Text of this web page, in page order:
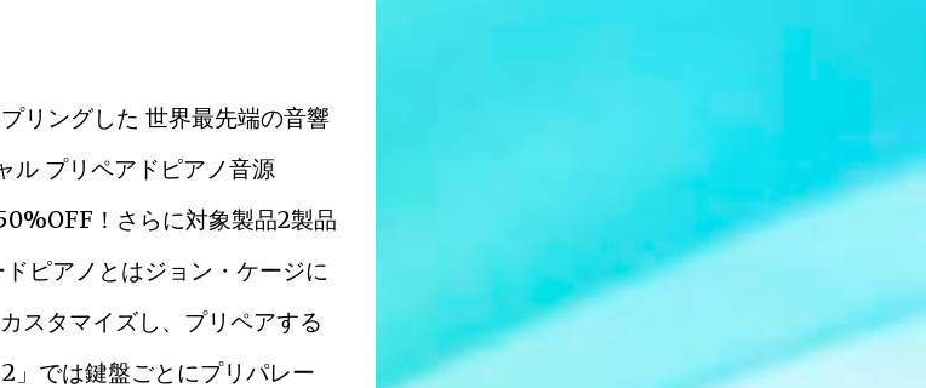
リングした 世界最先端の音響
ル プリペアドピアノ音源
！さらに対象製品2製品
ピアノとはジョン・ケージに
スタマイズし、プリペアする
では鍵盤ごとにプリパレー